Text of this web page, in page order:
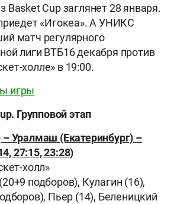
Basket Cup заглянет 28 января.
«Игокеа». А УНИКС
матч регулярного
лиги ВТБ16 декабря против
холле» в 19:00.
игры
Групповой этап
Уралмаш (Екатеринбург) –
27:15, 23:28)
холл»
подборов), Кулагин (16),
Пьер (14), Беленицкий